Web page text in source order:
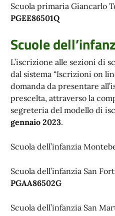
Scuola primaria Giancarlo
PGEE86501Q
Scuole
L’iscrizione alle sezioni di
dal sistema “Iscrizioni on
domanda da presentare
prescelta, attraverso la
segreteria del modello di
gennaio 2023.
Scuola dell’infanzia
Scuola dell’infanzia San
PGAA86502G
Scuola dell’infanzia San